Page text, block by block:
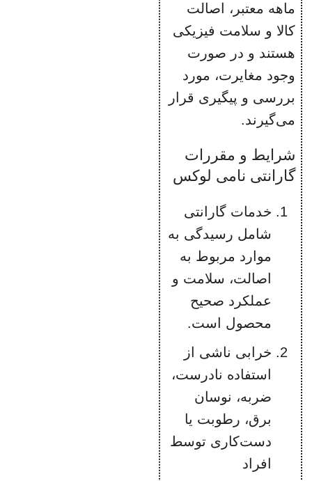
ماهه معتبر، اصالت
کالا و سلامت فیزیکی
هستند و در صورت
وجود مغایرت، مورد
بررسی و پیگیری قرار
می‌گیرند.
شرایط و مقررات
گارانتی نامی لوکس
خدمات گارانتی
شامل رسیدگی به
موارد مربوط به
اصالت، سلامت و
عملکرد صحیح
محصول است.
خرابی ناشی از
استفاده نادرست،
ضربه، نوسان
برق، رطوبت یا
دست‌کاری توسط
افراد